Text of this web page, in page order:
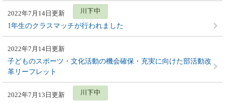
2022年7月14日更新
1年生のクラスマッチが行われました
2022年7月14日更新
子どものスポーツ・文化活動の機会確保・充実に向けた部活動改
革リーフレット
2022年7月13日更新